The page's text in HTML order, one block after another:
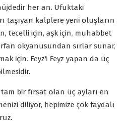
her an. Ufuktaki
taşıyan kalplere yeni oluşların
tecelli için, aşk için, muhabbet
okyanusundan sırlar sunar,
için. Feyz'i Feyz yapan da üç
bir fırsat olan üç ayları en
diliyor, hepimize çok faydalı